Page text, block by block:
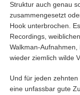
Struktur auch genau
zusammengesetzt
Hook unterbrochen.
Recordings,
Walkman-
wieder ziemlich wilde
Und für jeden
eine unfassbar gute